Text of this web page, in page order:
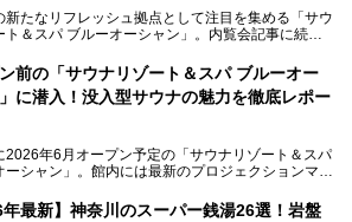
新たなリフレッシュ拠点として注目を集める「サウ
ト＆スパ ブルーオーシャン」。内覧会記事に続
ナや水風呂の気持ちよさはもちろん、リラックスス
過ごしやすさまで徹底チェック。新横浜エリアで日
をリセットしたい人、ライブやスポーツ観戦遠征組
す。
前の「サウナリゾート＆スパ ブルーオー
に潜入！没入型サウナの魅力を徹底レポー
2026年6月オープン予定の「サウナリゾート＆スパ
ーシャン」。館内には最新のプロジェクションマッ
入感（イマーシブ）”を体験できます。
年最新】神奈川のスーパー銭湯26選！岩盤